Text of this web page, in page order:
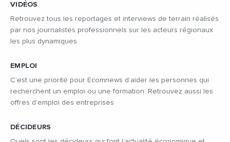
VIDÉOS
Retrouvez tous les reportages et interviews de terrain réalisés
par nos journalistes professionnels sur les acteurs régionaux
les plus dynamiques
EMPLOI
C’est une priorité pour Ecomnews d’aider les personnes qui
recherchent un emploi ou une formation. Retrouvez aussi les
offres d’emploi des entreprises
DÉCIDEURS